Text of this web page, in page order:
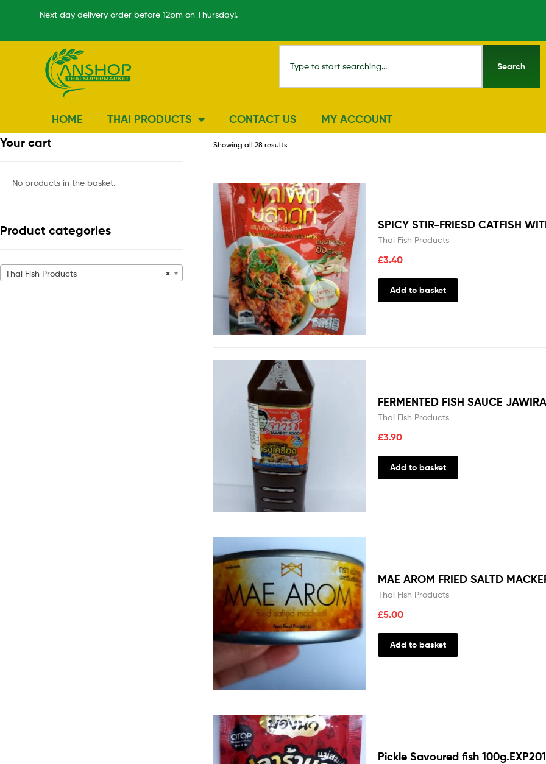
Next day delivery order before 12pm on Thursday!.
Search
HOME THAI PRODUCTS CONTACT US MY ACCOUNT
Showing all 28 results
SPICY STIR-FRIESD CATFISH
Thai Fish Products
£3.40
Add to basket
FERMENTED FISH SAUCE
Thai Fish Products
£3.90
Add to basket
MAE AROM FRIED SALTD
Thai Fish Products
£5.00
Add to basket
Pickle Savoured fish
Your cart
No products in the basket.
Product categories
×
Thai Fish Products